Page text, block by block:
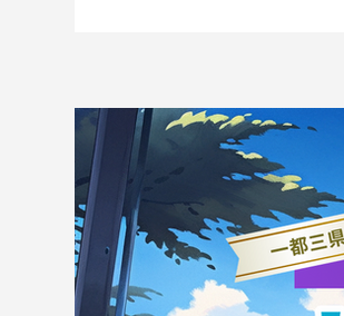
【試合結果】筑波スポーツ
7/27～8/2の試合結果